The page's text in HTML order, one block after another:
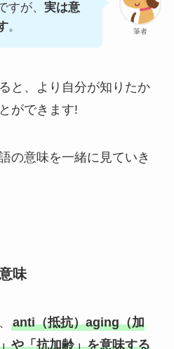
筆者
すが、 実は意
。
と、より自分が知りたか
ができます!
の意味を一緒に見ていき
味
anti（抵抗）aging（加
や「抗加齢」を意味する